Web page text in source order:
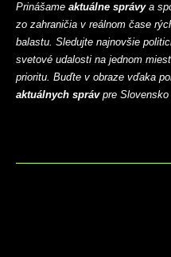
Prinášame aktuálne správya
zo zahraničia v reálnom čase
balastu. Sledujte najnovšie
svetové udalosti na jednom
prioritu. Buďte v obraze vďaka
aktuálnych správpre Slovensko